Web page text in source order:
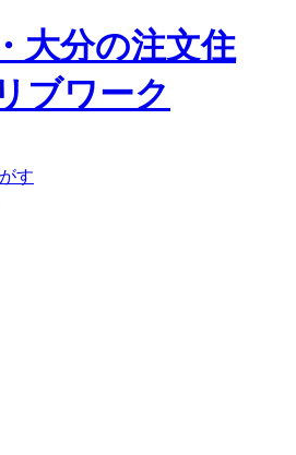
大分の注文住
ブワーク
す